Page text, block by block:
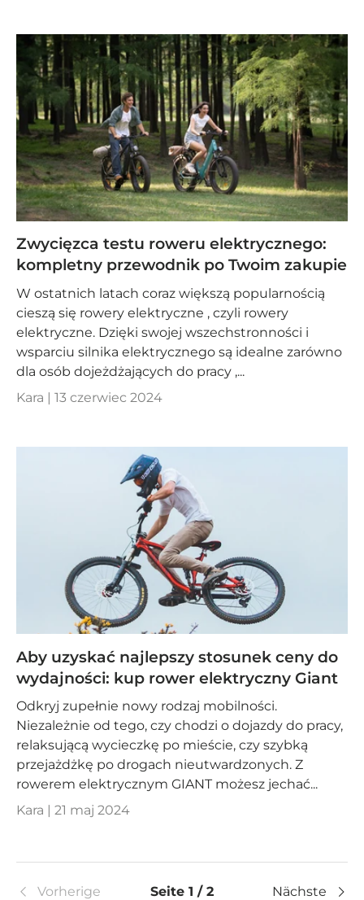
Zwycięzca testu roweru elektrycznego:
kompletny przewodnik po Twoim zakupie
W ostatnich latach coraz większą popularnością
cieszą się rowery elektryczne , czyli rowery
elektryczne. Dzięki swojej wszechstronności i
wsparciu silnika elektrycznego są idealne zarówno
dla osób dojeżdżających do pracy ,...
Kara | 13 czerwiec 2024
Aby uzyskać najlepszy stosunek ceny do
wydajności: kup rower elektryczny Giant
Odkryj zupełnie nowy rodzaj mobilności.
Niezależnie od tego, czy chodzi o dojazdy do pracy,
relaksującą wycieczkę po mieście, czy szybką
przejażdżkę po drogach nieutwardzonych. Z
rowerem elektrycznym GIANT możesz jechać...
Kara | 21 maj 2024
Vorherige Seite 1 / 2 Nächste